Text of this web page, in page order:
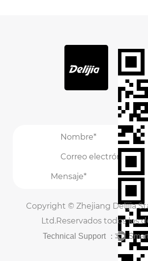
Copyright © Zhejiang Delijia
Ltd.Reservados todos los
Technical Support ：